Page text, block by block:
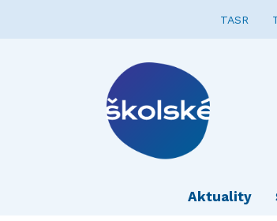
TASR
Aktuality